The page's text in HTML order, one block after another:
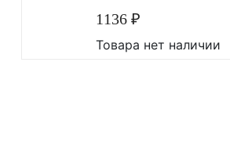
1136 ₽
Товара нет наличии